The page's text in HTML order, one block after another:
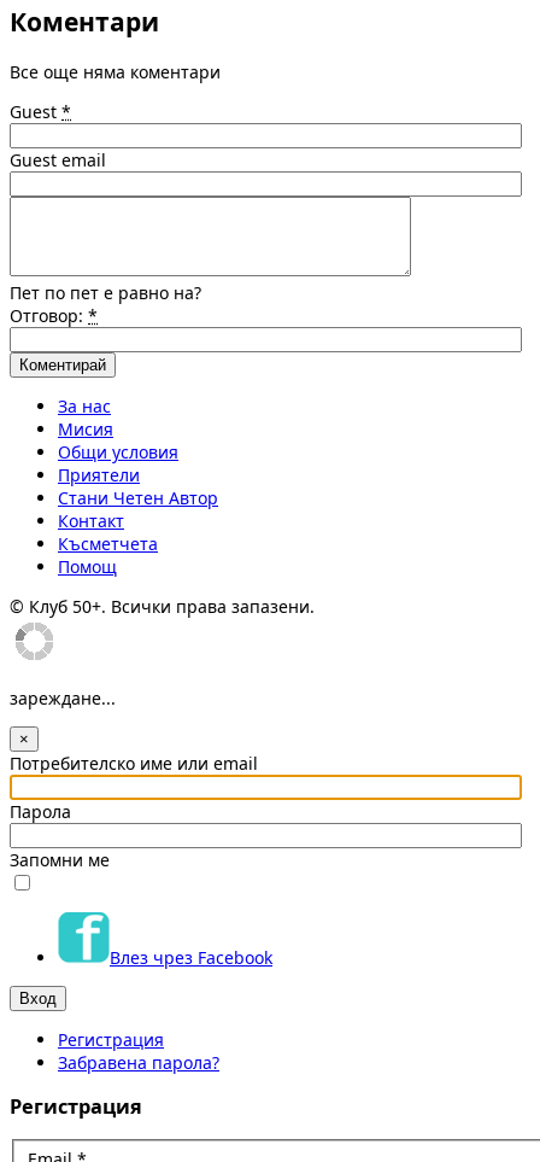
Коментари
Все още няма коментари
Guest *
Guest email
Пет по пет е равно на?
Отговор: *
За нас
Мисия
Общи условия
Приятели
Стани Четен Автор
Контакт
Късметчета
Помощ
© Клуб 50+. Всички права запазени.
зареждане...
×
Потребителско име или email
Парола
Запомни ме
Влез чрез Facebook
Регистрация
Забравена парола?
Регистрация